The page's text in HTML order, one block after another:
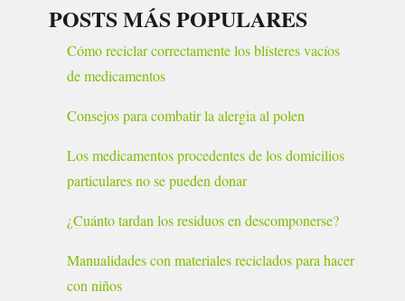
POSTS MÁS POPULARES
Cómo reciclar correctamente los blísteres vacíos
de medicamentos
Consejos para combatir la alergia al polen
Los medicamentos procedentes de los domicilios
particulares no se pueden donar
¿Cuánto tardan los residuos en descomponerse?
Manualidades con materiales reciclados para hacer
con niños